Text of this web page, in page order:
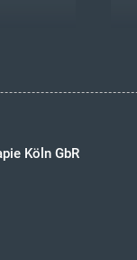
Köln GbR